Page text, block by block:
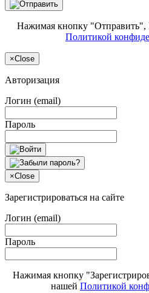
Нажимая кнопку "Отправить",
Политикой
×Close
Авторизация
Логин (email)
Пароль
×Close
Зарегистрироваться на сайте
Логин (email)
Пароль
Нажимая кнопку
нашей Политикой